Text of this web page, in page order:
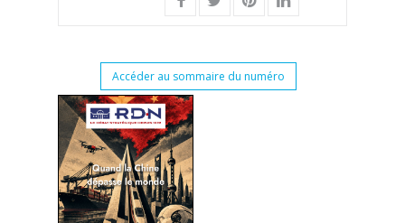
Accéder au sommaire du numéro